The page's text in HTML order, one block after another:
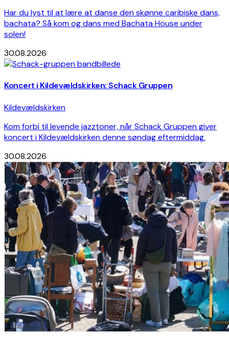
Har du lyst til at lære at danse den skønne caribiske dans,
bachata? Så kom og dans med Bachata House under
solen!
30.08.2026
Koncert i Kildevældskirken: Schack Gruppen
Kildevældskirken
Kom forbi til levende jazztoner, når Schack Gruppen giver
koncert i Kildevældskirken denne søndag eftermiddag.
30.08.2026